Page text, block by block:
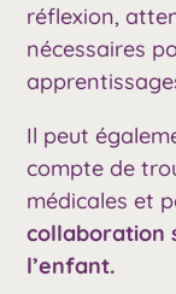
réflexion,
nécessaires
Il peut
compte de
médicales et
collaboration
l’enfant.